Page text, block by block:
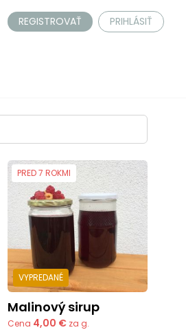
REGISTROVAŤ PRIHLÁSIŤ
PRED 7 ROKMI
VYPREDANÉ
Malinový sirup
Cena 4,00 € za g.